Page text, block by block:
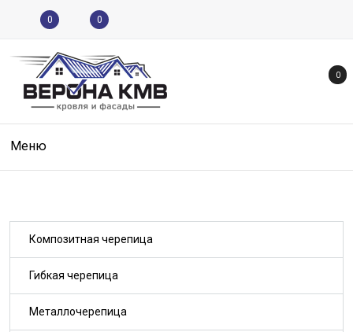
0 0
0
Меню
Композитная черепица
Гибкая черепица
Металлочерепица